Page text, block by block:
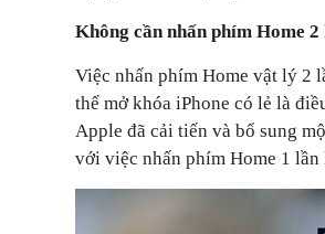
Không cần nhấn phím Home
Việc nhấn phím Home vật lý 2
thể mở khóa iPhone có lẻ là
Apple đã cải tiến và bổ sung
với việc nhấn phím Home 1